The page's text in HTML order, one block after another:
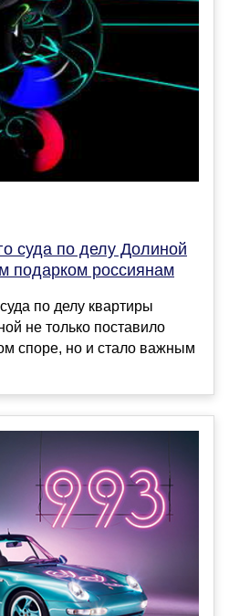
суда по делу Долиной
подарком россиянам
по делу квартиры
не только поставило
споре, но и стало важным